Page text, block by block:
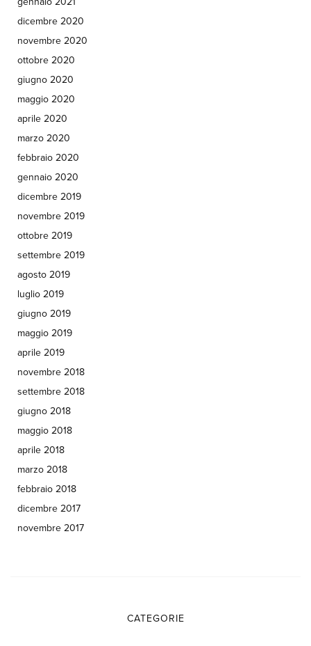
dicembre 2020
novembre 2020
ottobre 2020
giugno 2020
maggio 2020
aprile 2020
marzo 2020
febbraio 2020
gennaio 2020
dicembre 2019
novembre 2019
ottobre 2019
settembre 2019
agosto 2019
luglio 2019
giugno 2019
maggio 2019
aprile 2019
novembre 2018
settembre 2018
giugno 2018
maggio 2018
aprile 2018
marzo 2018
febbraio 2018
dicembre 2017
novembre 2017
CATEGORIE